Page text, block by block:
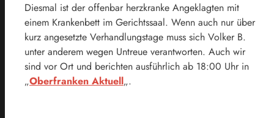
Diesmal ist der offenbar herzkranke Angeklagten mit
einem Krankenbett im Gerichtssaal. Wenn auch nur über
kurz angesetzte Verhandlungstage muss sich Volker B.
unter anderem wegen Untreue verantworten. Auch wir
sind vor Ort und berichten ausführlich ab 18:00 Uhr in
„Oberfranken Aktuell„.